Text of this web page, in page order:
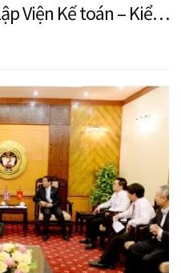
Viện Kế toán – Kiểm
Quốc gia với chủ